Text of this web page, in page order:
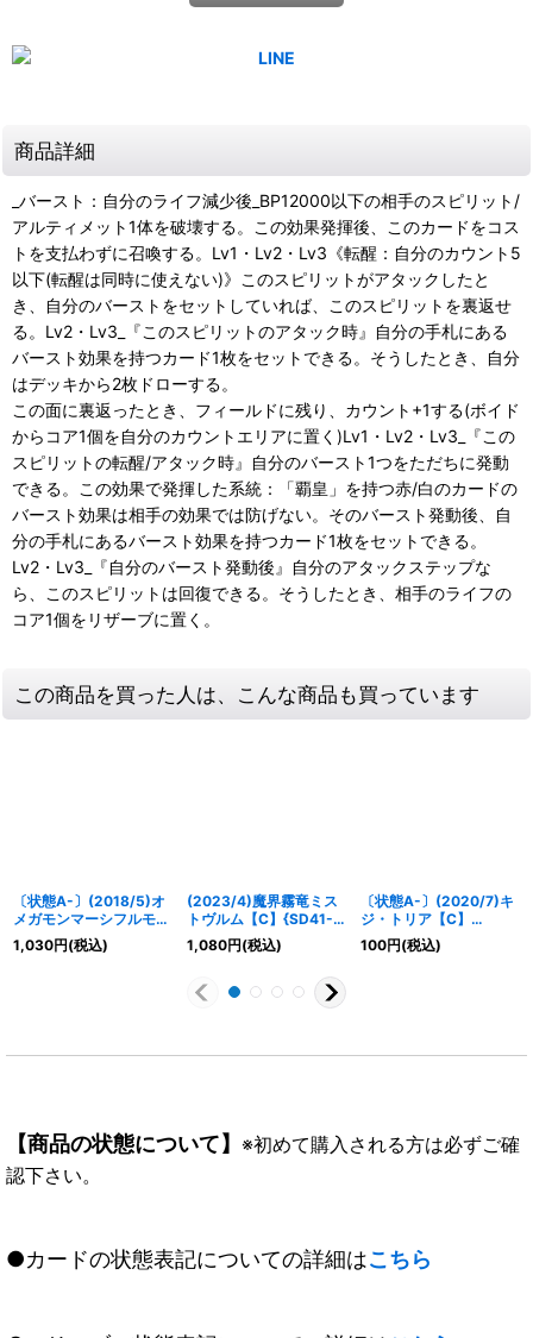
商品詳細
_バースト：自分のライフ減少後_BP12000以下の相手のスピリット/
アルティメット1体を破壊する。この効果発揮後、このカードをコス
トを支払わずに召喚する。Lv1・Lv2・Lv3《転醒：自分のカウント5
以下(転醒は同時に使えない)》このスピリットがアタックしたと
き、自分のバーストをセットしていれば、このスピリットを裏返せ
る。Lv2・Lv3_『このスピリットのアタック時』自分の手札にある
バースト効果を持つカード1枚をセットできる。そうしたとき、自分
はデッキから2枚ドローする。
この面に裏返ったとき、フィールドに残り、カウント+1する(ボイド
からコア1個を自分のカウントエリアに置く)Lv1・Lv2・Lv3_『この
スピリットの転醒/アタック時』自分のバースト1つをただちに発動
できる。この効果で発揮した系統：「覇皇」を持つ赤/白のカードの
バースト効果は相手の効果では防げない。そのバースト発動後、自
分の手札にあるバースト効果を持つカード1枚をセットできる。
Lv2・Lv3_『自分のバースト発動後』自分のアタックステップな
ら、このスピリットは回復できる。そうしたとき、相手のライフの
コア1個をリザーブに置く。
この商品を買った人は、こんな商品も買っています
〔状態A-〕(2018/5)オ
メガモンマーシフルモー
ド【X】{SD45-X01}
《多》
1,030円(税込)
(2023/4)魔界霧竜ミス
トヴルム【C】{SD41-
002}《紫》
1,080円(税込)
〔状態A-〕(2020/7)キ
ジ・トリア【C】
{SD56-RV005}《白》
100円(税込)
【商品の状態について】 ※初めて購入される方は必ずご確
認下さい。
●カードの状態表記についての詳細はこちら